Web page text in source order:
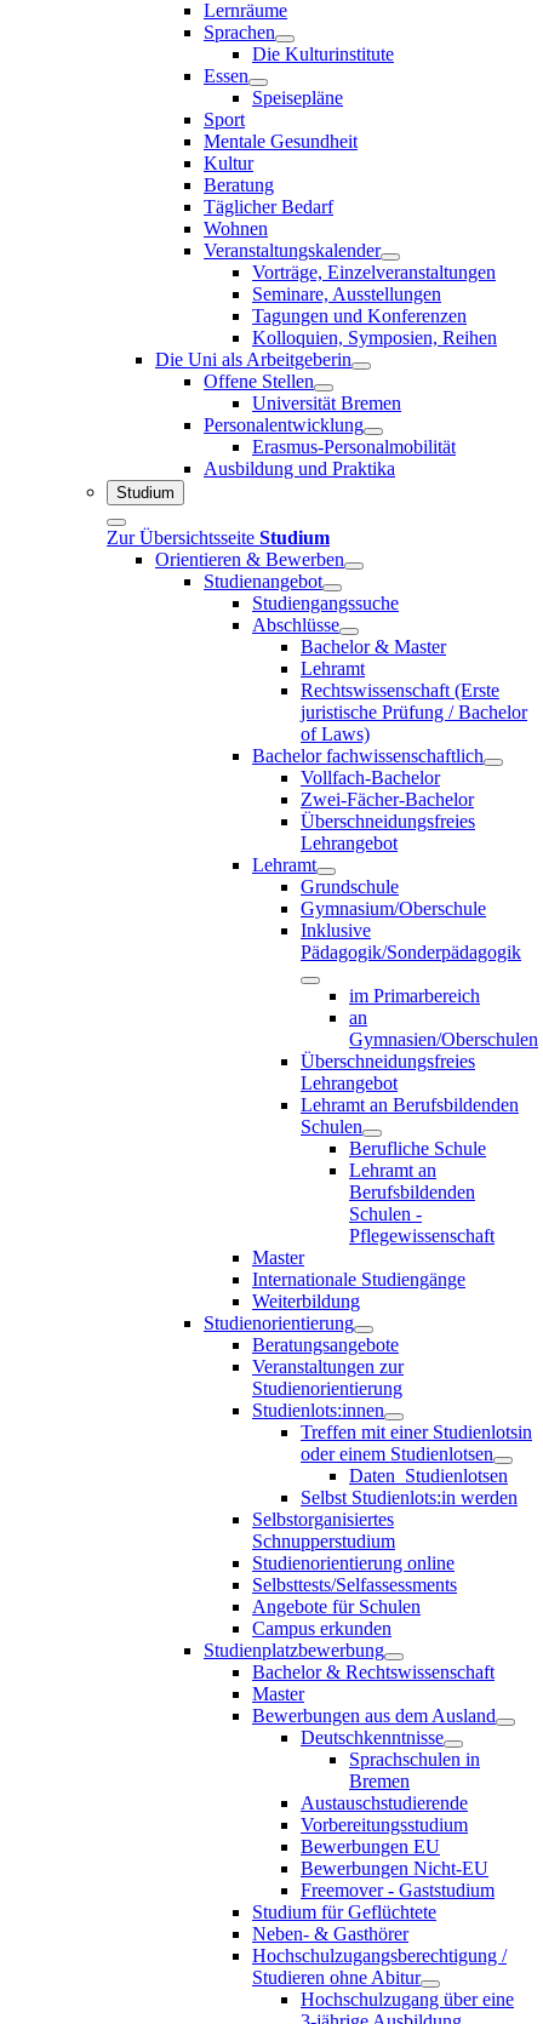
Lernräume
Sprachen
Die Kulturinstitute
Essen
Speisepläne
Sport
Mentale Gesundheit
Kultur
Beratung
Täglicher Bedarf
Wohnen
Veranstaltungskalender
Vorträge, Einzelveranstaltungen
Seminare, Ausstellungen
Tagungen und Konferenzen
Kolloquien, Symposien, Reihen
Die Uni als Arbeitgeberin
Offene Stellen
Universität Bremen
Personalentwicklung
Erasmus-Personalmobilität
Ausbildung und Praktika
Studium
Zur Übersichtsseite Studium
Orientieren & Bewerben
Studienangebot
Studiengangssuche
Abschlüsse
Bachelor & Master
Lehramt
Rechtswissenschaft (Erste
juristische Prüfung / Bachelor
of Laws)
Bachelor fachwissenschaftlich
Vollfach-Bachelor
Zwei-Fächer-Bachelor
Überschneidungsfreies
Lehrangebot
Lehramt
Grundschule
Gymnasium/Oberschule
Inklusive
Pädagogik/Sonderpädagogik
im Primarbereich
an
Gymnasien/Oberschulen
Überschneidungsfreies
Lehrangebot
Lehramt an Berufsbildenden
Schulen
Berufliche Schule
Lehramt an
Berufsbildenden
Schulen -
Pflegewissenschaft
Master
Internationale Studiengänge
Weiterbildung
Studienorientierung
Beratungsangebote
Veranstaltungen zur
Studienorientierung
Studienlots:innen
Treffen mit einer Studienlotsin
oder einem Studienlotsen
Daten_Studienlotsen
Selbst Studienlots:in werden
Selbstorganisiertes
Schnupperstudium
Studienorientierung online
Selbsttests/Selfassessments
Angebote für Schulen
Campus erkunden
Studienplatzbewerbung
Bachelor & Rechtswissenschaft
Master
Bewerbungen aus dem Ausland
Deutschkenntnisse
Sprachschulen in
Bremen
Austauschstudierende
Vorbereitungsstudium
Bewerbungen EU
Bewerbungen Nicht-EU
Freemover - Gaststudium
Studium für Geflüchtete
Neben- & Gasthörer
Hochschulzugangsberechtigung /
Studieren ohne Abitur
Hochschulzugang über eine